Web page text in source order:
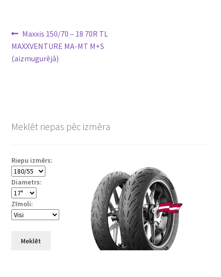
Ziņu
izvēlne
Previous
post:
Maxxis 150/70 – 18 70R TL
MAXXVENTURE MA-MT M+S
(aizmugurējā)
Meklēt riepas pēc izmēra
Riepu izmērs:
Diametrs:
Zīmoli:
Meklēt